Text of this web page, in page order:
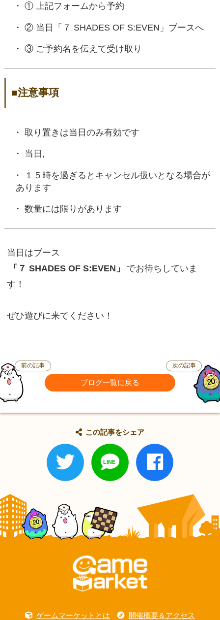
① 上記フォームから予約
② 当日「７ SHADES OF S:EVEN」ブースへ
③ ご予約名を伝えて受け取り
■注意事項
取り置きは当日のみ有効です
当日,
１５時を過ぎるとキャンセル扱いとなる場合が
あります
数量には限りがあります
当日はブース
「７ SHADES OF S:EVEN」
でお待ちしていま
す！
ぜひ遊びに来てください！
前の記事
ブログ一覧に戻る
次の記事
この記事をシェア
ゲームマーケットとは 開催概要＆アクセス